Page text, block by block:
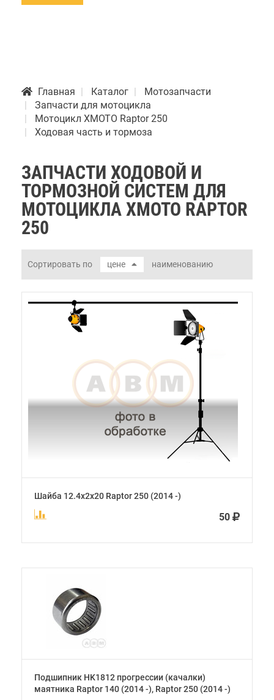
Главная Каталог
Мотозапчасти
Запчасти для мотоцикла
Мотоцикл XMOTO Raptor 250
Ходовая часть и тормоза
ЗАПЧАСТИ ХОДОВОЙ И
ТОРМОЗНОЙ СИСТЕМ ДЛЯ
МОТОЦИКЛА XMOTO RAPTOR
250
Сортировать по цене наименованию
Шайба 12.4х2х20 Raptor 250 (2014 -)
50
Подшипник HK1812 прогрессии (качалки)
маятника Raptor 140 (2014 -), Raptor 250 (2014 -)